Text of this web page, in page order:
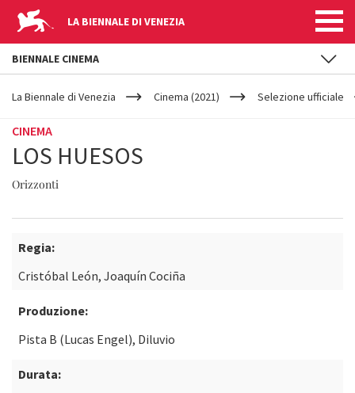
LA BIENNALE DI VENEZIA
YOUR
ARE
La Biennale di Venezia Cinema (2021) Selezione ufficiale
CINEMA
LOS HUESOS
Orizzonti
Regia:
Cristóbal León, Joaquín Cociña
Produzione:
Pista B (Lucas Engel), Diluvio
Durata:
BIENNALE CINEMA